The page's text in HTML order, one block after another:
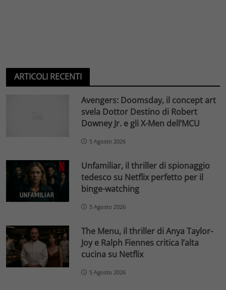
ARTICOLI RECENTI
Avengers: Doomsday, il concept art
svela Dottor Destino di Robert
Downey Jr. e gli X-Men dell’MCU
5 Agosto 2026
Unfamiliar, il thriller di spionaggio
tedesco su Netflix perfetto per il
binge-watching
5 Agosto 2026
The Menu, il thriller di Anya Taylor-
Joy e Ralph Fiennes critica l’alta
cucina su Netflix
5 Agosto 2026